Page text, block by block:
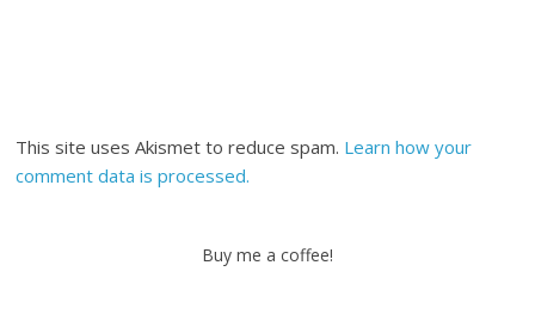
This site uses Akismet to reduce spam. Learn how your
comment data is processed.
Buy me a coffee!